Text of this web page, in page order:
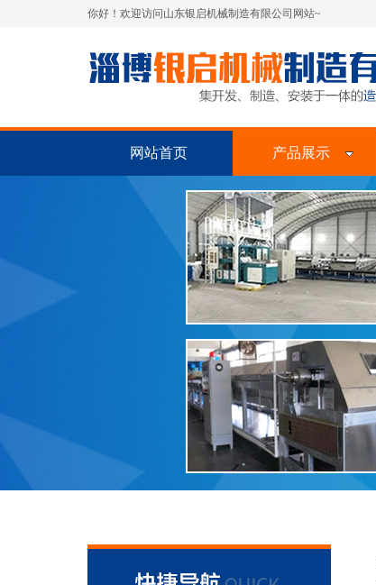
你好！欢迎访问山东银启机械制造有限公司网站~
网站首页 产品展示